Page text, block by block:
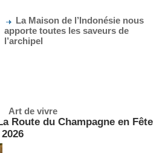
La Maison de l’Indonésie nous
apporte toutes les saveurs de
l’archipel
Art de vivre
Route du Champagne en Fête